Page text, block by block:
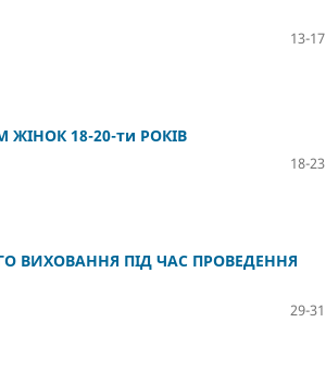
13-17
18-20-ти РОКІВ
18-23
ВИХОВАННЯ ПІД ЧАС ПРОВЕДЕННЯ
29-31